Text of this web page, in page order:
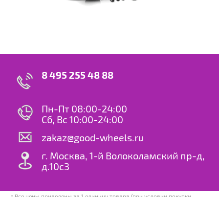
8 495 255 48 88
Пн-Пт 08:00-24:00
Сб, Вс 10:00-24:00
zakaz@good-wheels.ru
г. Москва, 1-й Волоколамский пр-д,
д.10с3